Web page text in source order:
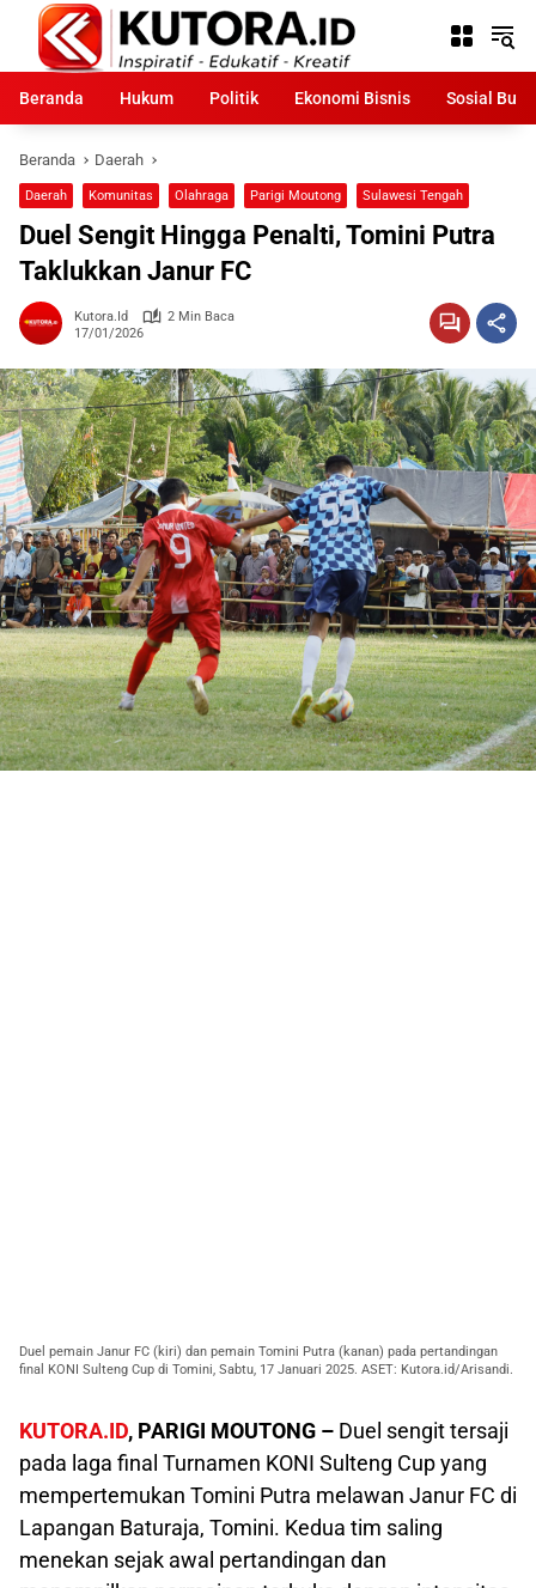
Langsung
konten
Beranda
Hukum Politik Ekonomi Bisnis Sosial
Beranda Daerah
Daerah Komunitas Olahraga Parigi Moutong Sulawesi Tengah
Duel Sengit Hingga Penalti, Tomini Putra
Taklukkan Janur FC
Kutora.id
2 Min Baca
17/01/2026
Duel pemain Janur FC (kiri) dan pemain Tomini Putra (kanan) pada pertandingan
final KONI Sulteng Cup di Tomini, Sabtu, 17 Januari 2025. ASET: Kutora.id/Arisandi.
KUTORA.ID, PARIGI MOUTONG – Duel sengit tersaji
pada laga final Turnamen KONI Sulteng Cup yang
mempertemukan Tomini Putra melawan Janur FC di
Lapangan Baturaja, Tomini. Kedua tim saling
menekan sejak awal pertandingan dan